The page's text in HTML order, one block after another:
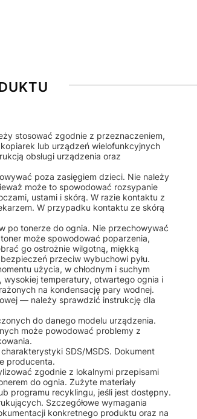
stosować zgodnie z przeznaczeniem,
lub urządzeń wielofunkcyjnych
obsługi urządzenia oraz
poza zasięgiem dzieci. Nie należy
może to spowodować rozsypanie
ustami i skórą. W razie kontaktu z
W przypadku kontaktu ze skórą
po tonerze do ognia. Nie przechowywać
może spowodować poparzenia,
go ostrożnie wilgotną, miękką
przeciw wybuchowi pyłu.
użycia, w chłodnym i suchym
wysokiej temperatury, otwartego ognia i
na kondensację pary wodnej.
— należy sprawdzić instrukcję dla
do danego modelu urządzenia.
może powodować problemy z
SDS/MSDS. Dokument
producenta.
zgodnie z lokalnymi przepisami
do ognia. Zużyte materiały
programu recyklingu, jeśli jest dostępny.
Szczegółowe wymagania
konkretnego produktu oraz na